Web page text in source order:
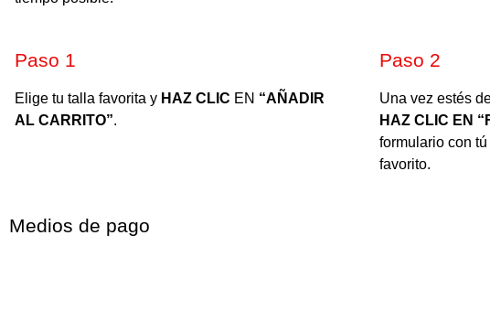
Paso 1​
Elige tu talla favorita y HAZ CLIC EN “AÑADIR
AL CARRITO”.
Paso 2
Una vez estés
HAZ CLIC EN
formulario con
favorito.
Medios de pago